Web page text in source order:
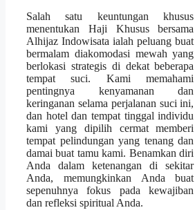
Salah satu keuntungan khusus
menentukan Haji Khusus bersama
Alhijaz Indowisata ialah peluang buat
bermalam diakomodasi mewah yang
berlokasi strategis di dekat beberapa
tempat suci. Kami memahami
pentingnya kenyamanan dan
keringanan selama perjalanan suci ini,
dan hotel dan tempat tinggal individu
kami yang dipilih cermat memberi
tempat pelindungan yang tenang dan
damai buat tamu kami. Benamkan diri
Anda dalam ketenangan di sekitar
Anda, memungkinkan Anda buat
sepenuhnya fokus pada kewajiban
dan refleksi spiritual Anda.